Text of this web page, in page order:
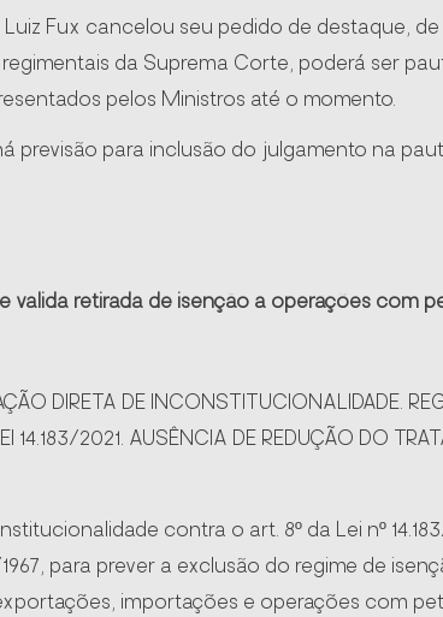
Luiz Fux cancelou seu pedido de destaque,
da Suprema Corte, poderá ser
pelos Ministros até o momento.
previsão para inclusão do julgamento na
valida retirada de isenção a operações com
DIRETA DE INCONSTITUCIONALIDADE.
14.183/2021. AUSÊNCIA DE REDUÇÃO DO
contra o art. 8º da Lei nº
para prever a exclusão do regime de
importações e operações com